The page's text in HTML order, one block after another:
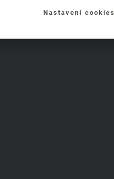
Nastavení cookies